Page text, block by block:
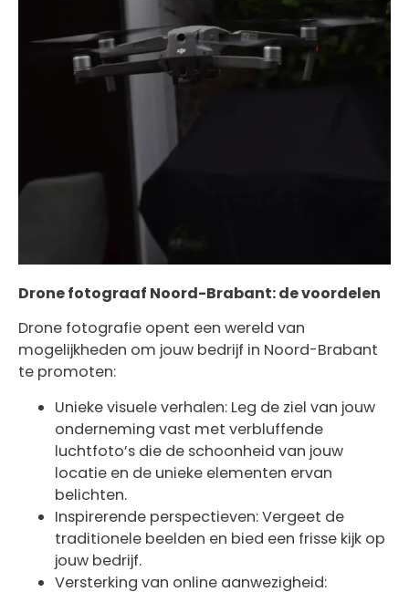
Drone fotograaf Noord-Brabant: de voordelen
Drone fotografie opent een wereld van
mogelijkheden om jouw bedrijf in Noord-Brabant
te promoten:
Unieke visuele verhalen: Leg de ziel van jouw
onderneming vast met verbluffende
luchtfoto’s die de schoonheid van jouw
locatie en de unieke elementen ervan
belichten.
Inspirerende perspectieven: Vergeet de
traditionele beelden en bied een frisse kijk op
jouw bedrijf.
Versterking van online aanwezigheid: